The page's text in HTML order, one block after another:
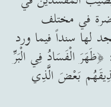
في مختلف
لها سنداً فيما ورد
الْفَسَادُ فِي الْبَرِّ
بَعْضَ الَّذِي